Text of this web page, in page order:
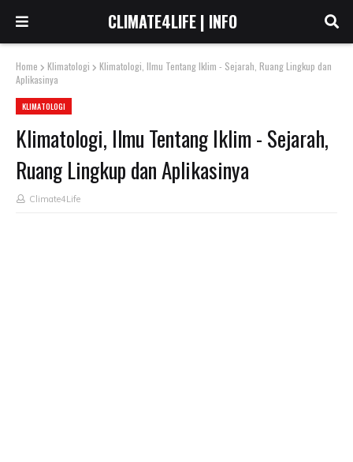
CLIMATE4LIFE | INFO
Home Klimatologi
Klimatologi, Ilmu Tentang Iklim - Sejarah, Ruang Lingkup dan
Aplikasinya
KLIMATOLOGI
Klimatologi, Ilmu Tentang Iklim - Sejarah,
Ruang Lingkup dan Aplikasinya
Climate4Life